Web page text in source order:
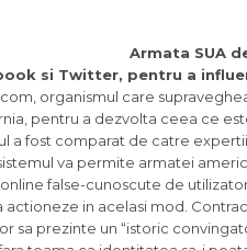
Armata SUA
si Twitter, pentru a
organismul care
pentru a dezvolta ceea ce
a fost comparat de catre
va permite armatei
false-cunoscute de
actioneze in acelasi mod.
sa prezinte un “istoric